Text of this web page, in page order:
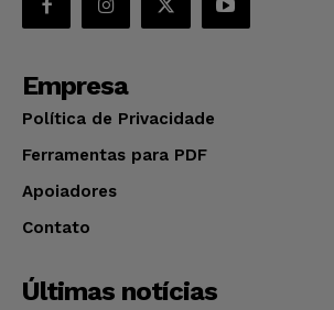
Empresa
Política de Privacidade
Ferramentas para PDF
Apoiadores
Contato
Últimas notícias